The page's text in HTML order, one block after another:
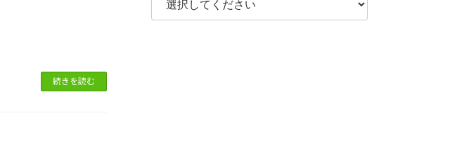
続きを読む